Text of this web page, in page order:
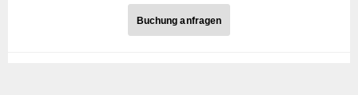
Buchung anfragen